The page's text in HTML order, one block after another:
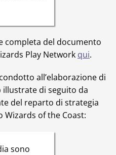
completa del documento
Play Network qui.
all’elaborazione di
di seguito da
del reparto di strategia
Wizards of the Coast:
sono